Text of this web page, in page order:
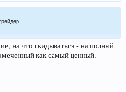
на что скидываться - на полный
как самый ценный.